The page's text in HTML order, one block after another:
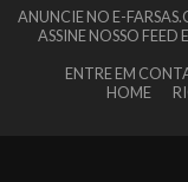
ANUNCIE NO E-
ASSINE NOSSO
ENTRE EM
HOME